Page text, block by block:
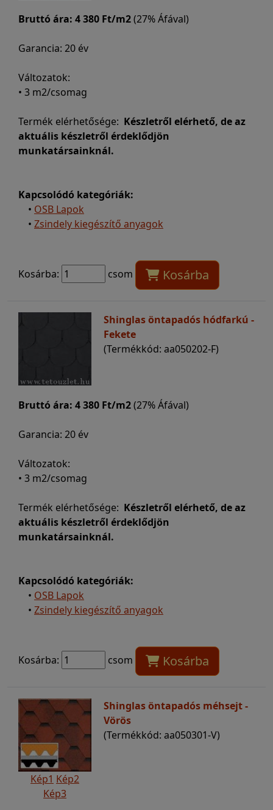
Bruttó ára: 4 380 Ft/m2(27% Áfával)
Garancia: 20 év
Változatok:
• 3 m2/csomag
Termék elérhetősége: Készletről elérhető, de az
aktuális készletről érdeklődjön
munkatársainknál.
Kapcsolódó kategóriák:
• OSB Lapok
• Zsindely kiegészítő anyagok
Kosárba: csom Kosárba
Shinglas öntapadós hódfarkú -
Fekete
(Termékkód: aa050202-F)
Bruttó ára: 4 380 Ft/m2(27% Áfával)
Garancia: 20 év
Változatok:
• 3 m2/csomag
Termék elérhetősége: Készletről elérhető, de az
aktuális készletről érdeklődjön
munkatársainknál.
Kapcsolódó kategóriák:
• OSB Lapok
• Zsindely kiegészítő anyagok
Kosárba: csom Kosárba
Kép1 Kép2
Kép3
Shinglas öntapadós méhsejt -
Vörös
(Termékkód: aa050301-V)